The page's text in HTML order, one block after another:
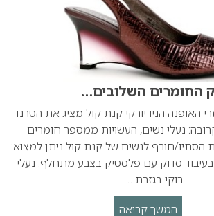
החומרים השלובים…
האופנה הניו יורקי קנת קול מציג את הטרנד
נעלי נשים, העשויות ממספר חומרים
הסתיו/חורף לנשים של קנת קול ניתן למצוא:
בעיבוד סדוק עם פלסטיק בצבע מתחלף: נעלי
רוקי בגזרת…
המשך קריאה